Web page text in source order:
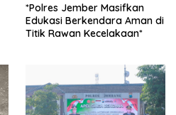
*Polres Jember Masifkan
Edukasi Berkendara Aman di
Titik Rawan Kecelakaan*